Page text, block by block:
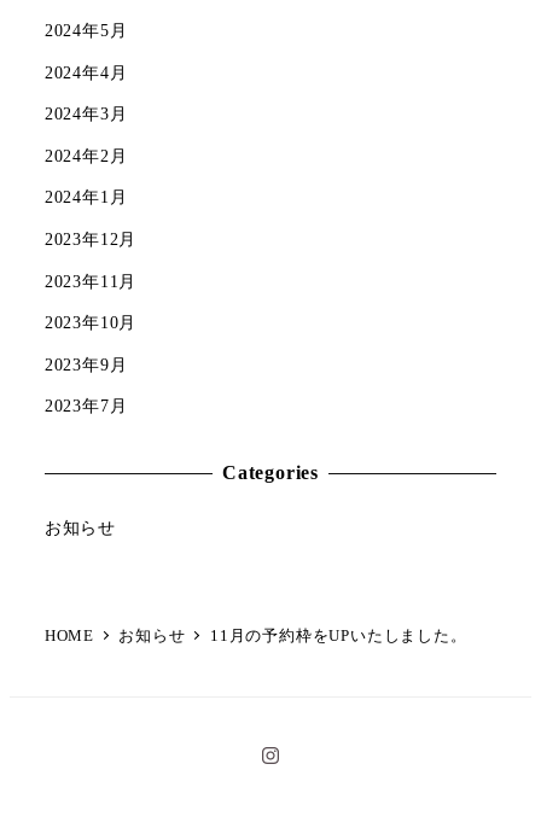
2024年5月
2024年4月
2024年3月
2024年2月
2024年1月
2023年12月
2023年11月
2023年10月
2023年9月
2023年7月
Categories
お知らせ
HOME お知らせ 11月の予約枠をUPいたしました。
イ